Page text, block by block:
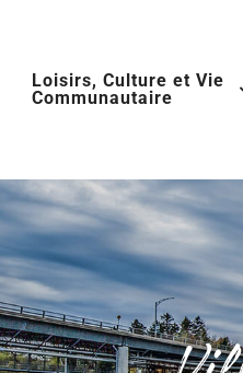
Loisirs, Culture et Vie
Communautaire